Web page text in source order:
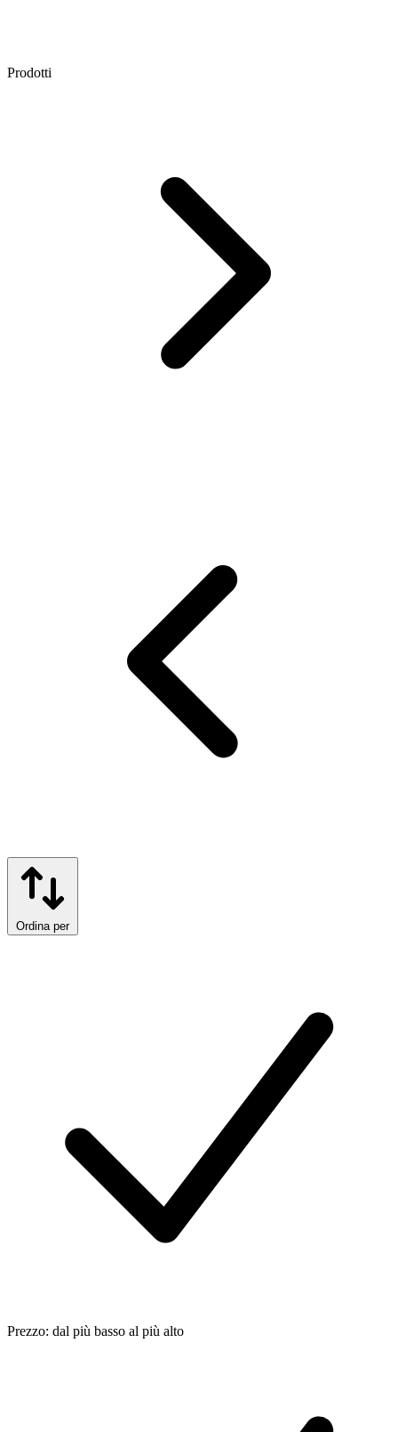
Prodotti
Ordina per
Prezzo: dal più basso al più alto